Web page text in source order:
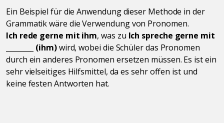
Ein Beispiel für die Anwendung dieser Methode in der
Grammatik wäre die Verwendung von Pronomen.
Ich rede gerne mit ihm, was zu Ich spreche gerne mit
________ (ihm)wird, wobei die Schüler das Pronomen
durch ein anderes Pronomen ersetzen müssen. Es ist ein
sehr vielseitiges Hilfsmittel, da es sehr offen ist und
keine festen Antworten hat.